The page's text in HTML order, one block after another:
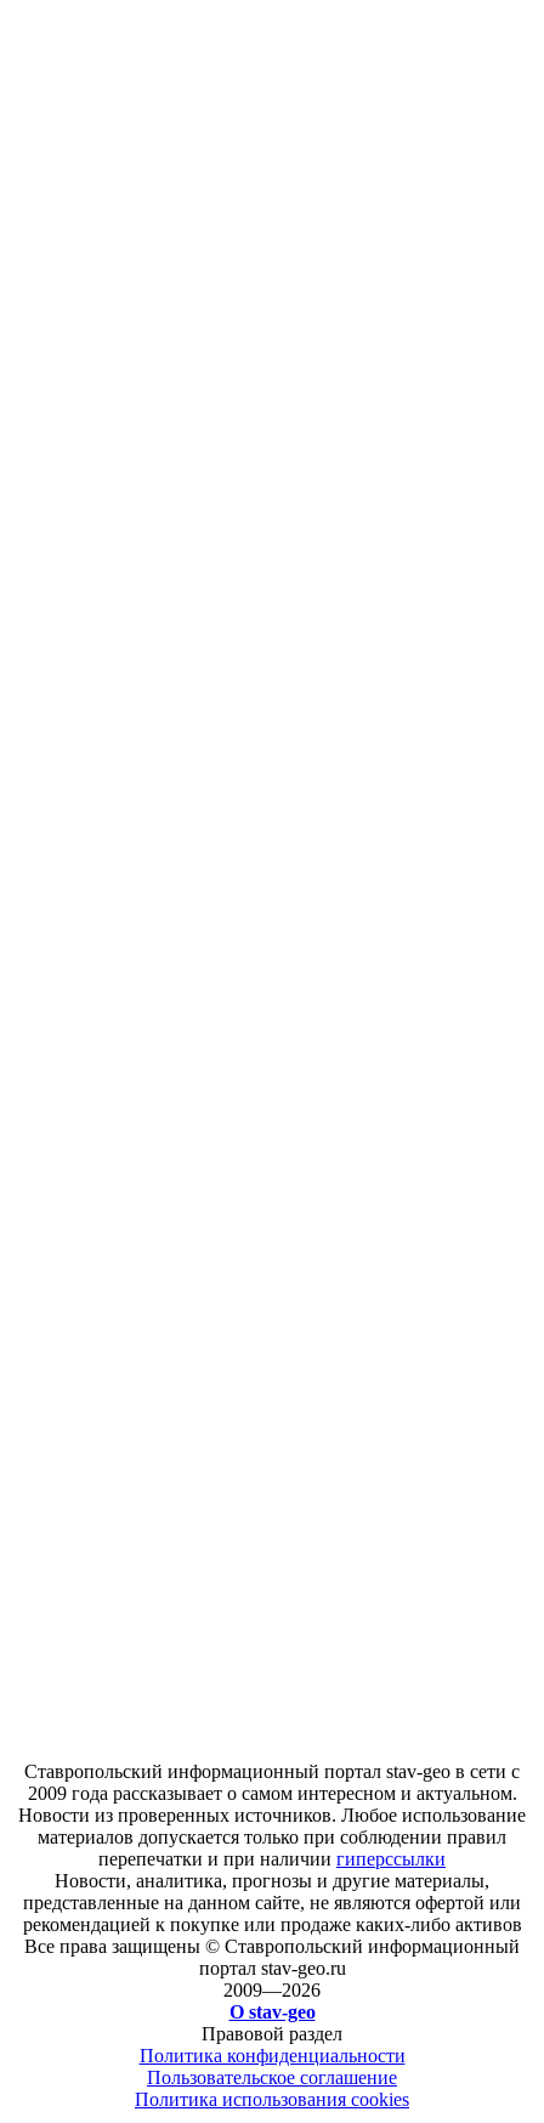
Ставропольский информационный портал stav-geo в сети с
2009 года рассказывает о самом интересном и актуальном.
Новости из проверенных источников. Любое использование
материалов допускается только при соблюдении правил
перепечатки и при наличии гиперссылки
Новости, аналитика, прогнозы и другие материалы,
представленные на данном сайте, не являются офертой или
рекомендацией к покупке или продаже каких-либо активов
Все права защищены © Ставропольский информационный
портал stav-geo.ru
2009—2026
О stav-geo
Правовой раздел
Политика конфиденциальности
Пользовательское соглашение
Политика использования cookies